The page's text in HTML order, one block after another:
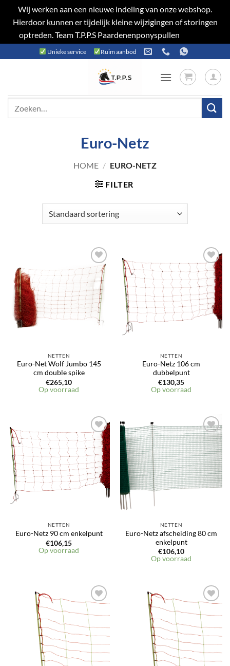
Wij werken aan een nieuwe indeling van onze webshop.
Hierdoor kunnen er tijdelijk kleine wijzigingen of storingen
optreden. Team T.P.P.S Paardenenponyspullen
naar
Unieke service Ruim aanbod
Euro-Netz
HOME / EURO-NETZ
FILTER
NETTEN
Euro-Net Wolf Jumbo 145
cm double spike
€265,10
Op voorraad
NETTEN
Euro-Netz 106 cm
dubbelpunt
€130,35
Op voorraad
NETTEN
Euro-Netz 90 cm enkelpunt
€106,15
Op voorraad
NETTEN
Euro-Netz afscheiding 80 cm
enkelpunt
€106,10
Op voorraad